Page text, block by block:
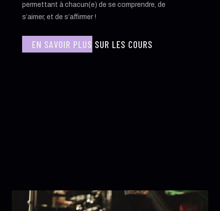
permettant à chacun(e) de se comprendre, de
s’aimer, et de s’affirmer !
EN SAVOIR PLUS SUR LES COURS